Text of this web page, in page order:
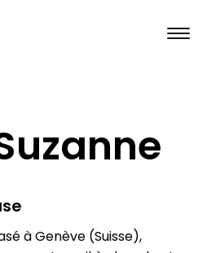
à Genève (Suisse),